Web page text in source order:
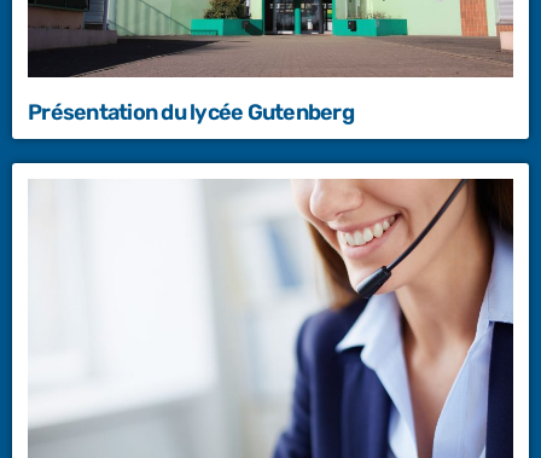
Présentation du lycée Gutenberg